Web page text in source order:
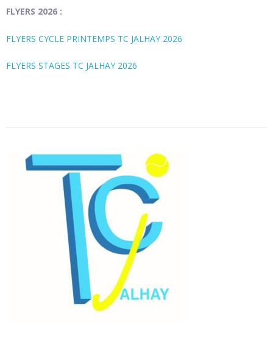
FLYERS 2026 :
FLYERS CYCLE PRINTEMPS TC JALHAY 2026
FLYERS STAGES TC JALHAY 2026